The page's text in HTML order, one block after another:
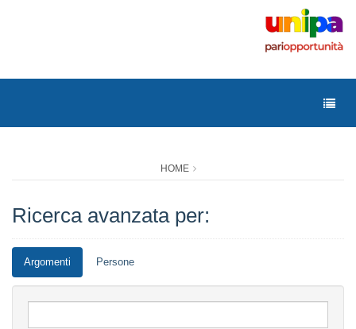
HOME
Ricerca avanzata per:
Argomenti Persone